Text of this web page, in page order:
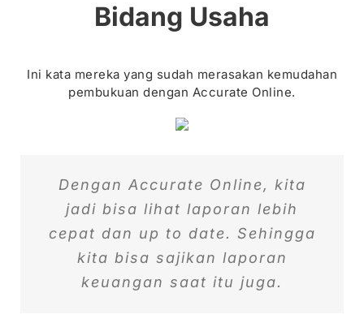
Bidang Usaha
Ini kata mereka yang sudah merasakan kemudahan
pembukuan dengan Accurate Online.
Dengan Accurate Online, kita
jadi bisa lihat laporan lebih
cepat dan up to date. Sehingga
kita bisa sajikan laporan
keuangan saat itu juga.
Tim Finance dan Akunting jadi
lebih mudah catat setiap
transaksi, dan laporan
keuangan tersedia otomatis.
Bisa digunakan oleh owner
langsung, cukup simple dan up
to date. Sangat
direkomendasikan untuk
pengusaha.